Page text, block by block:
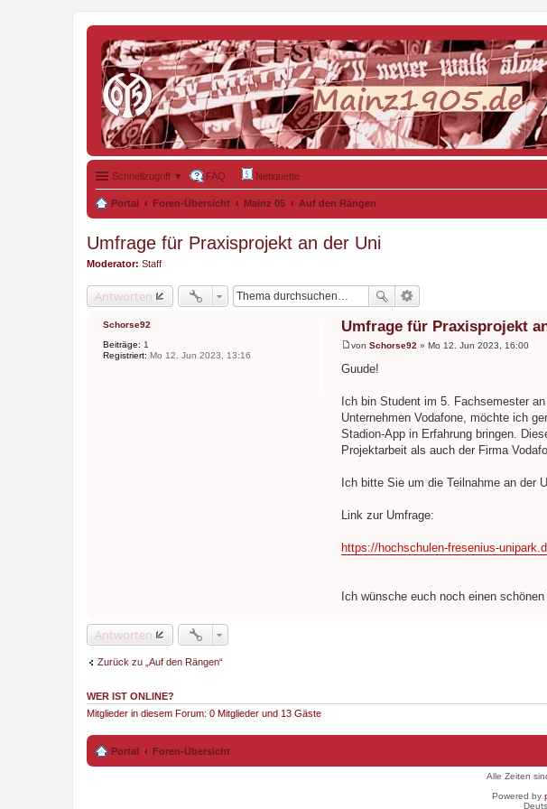
Schnellzugriff ▼ FAQ Netiquette
Portal Foren-Übersicht Mainz 05 Auf den Rängen
Umfrage für Praxisprojekt an der Uni
Moderator: Staff
Antworten
Schorse92
Beiträge: 1
Registriert: Mo 12. Jun 2023, 13:16
Umfrage für Praxisprojekt
i
r
a
g
von Schorse92 » Mo 12. Jun 2023, 16:00
Guude!
Ich bin Student im 5. Fachsemester
Unternehmen Vodafone, möchte ich
Stadion-App in Erfahrung bringen.
Projektarbeit als auch der Firma
Ich bitte Sie um die Teilnahme an der
Link zur Umfrage:
https://hochschulen-fresenius-
Ich wünsche euch noch einen
Antworten
Zurück zu „Auf den Rängen“
WER IST ONLINE?
Mitglieder in diesem Forum: 0 Mitglieder und 13 Gäste
Portal Foren-Übersicht
Alle Zeiten
Powered by